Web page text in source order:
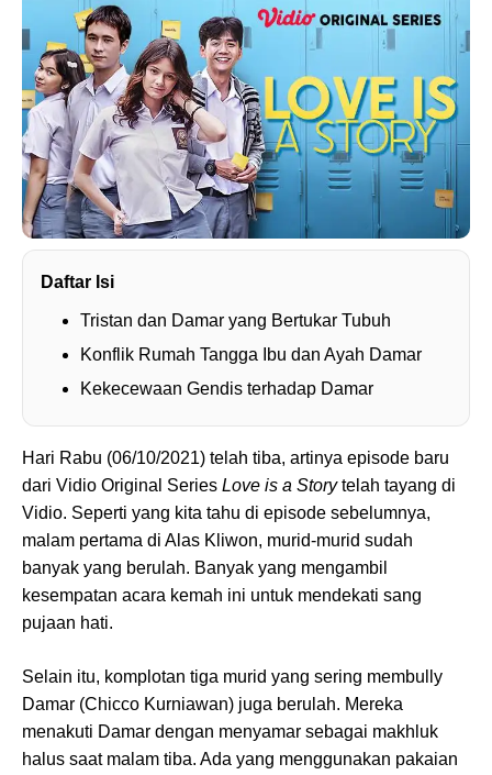
Daftar Isi
Tristan dan Damar yang Bertukar Tubuh
Konflik Rumah Tangga Ibu dan Ayah Damar
Kekecewaan Gendis terhadap Damar
Hari Rabu (06/10/2021) telah tiba, artinya episode baru
dari Vidio Original Series Love is a Storytelah tayang di
Vidio. Seperti yang kita tahu di episode sebelumnya,
malam pertama di Alas Kliwon, murid-murid sudah
banyak yang berulah. Banyak yang mengambil
kesempatan acara kemah ini untuk mendekati sang
pujaan hati.
Selain itu, komplotan tiga murid yang sering membully
Damar (Chicco Kurniawan) juga berulah. Mereka
menakuti Damar dengan menyamar sebagai makhluk
halus saat malam tiba. Ada yang menggunakan pakaian